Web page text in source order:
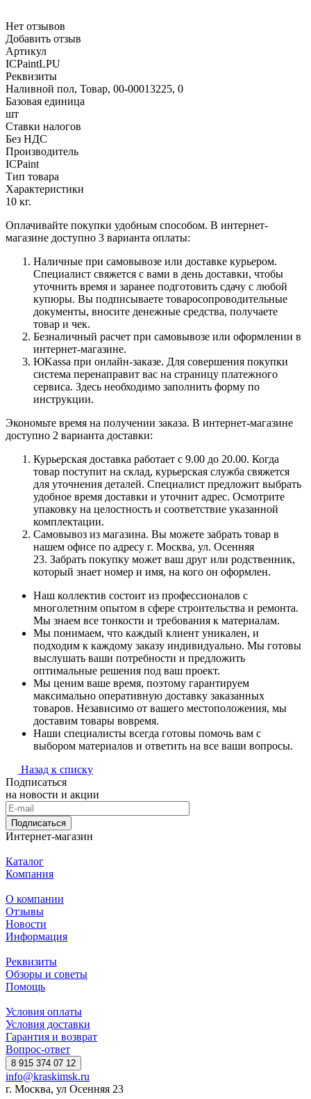
Нет отзывов
Добавить отзыв
Артикул
ICPaintLPU
Реквизиты
Наливной пол, Товар, 00-00013225, 0
Базовая единица
шт
Ставки налогов
Без НДС
Производитель
ICPaint
Тип товара
Характеристики
10 кг.
Оплачивайте покупки удобным способом. В интернет-
магазине доступно 3 варианта оплаты:
Наличные при самовывозе или доставке курьером.
Специалист свяжется с вами в день доставки, чтобы
уточнить время и заранее подготовить сдачу с любой
купюры. Вы подписываете товаросопроводительные
документы, вносите денежные средства, получаете
товар и чек.
Безналичный расчет при самовывозе или оформлении в
интернет-магазине.
ЮKassa при онлайн-заказе. Для совершения покупки
система перенаправит вас на страницу платежного
сервиса. Здесь необходимо заполнить форму по
инструкции.
Экономьте время на получении заказа. В интернет-магазине
доступно 2 варианта доставки:
Курьерская доставка работает с 9.00 до 20.00. Когда
товар поступит на склад, курьерская служба свяжется
для уточнения деталей. Специалист предложит выбрать
удобное время доставки и уточнит адрес. Осмотрите
упаковку на целостность и соответствие указанной
комплектации.
Самовывоз из магазина. Вы можете забрать товар в
нашем офисе по адресу г. Москва, ул. Осенняя
23. Забрать покупку может ваш друг или родственник,
который знает номер и имя, на кого он оформлен.
Наш коллектив состоит из профессионалов с
многолетним опытом в сфере строительства и ремонта.
Мы знаем все тонкости и требования к материалам.
Мы понимаем, что каждый клиент уникален, и
подходим к каждому заказу индивидуально. Мы готовы
выслушать ваши потребности и предложить
оптимальные решения под ваш проект.
Мы ценим ваше время, поэтому гарантируем
максимально оперативную доставку заказанных
товаров. Независимо от вашего местоположения, мы
доставим товары вовремя.
Наши специалисты всегда готовы помочь вам с
выбором материалов и ответить на все ваши вопросы.
Назад к списку
Подписаться
на новости и акции
Подписаться
Интернет-магазин
Каталог
Компания
О компании
Отзывы
Новости
Информация
Реквизиты
Обзоры и советы
Помощь
Условия оплаты
Условия доставки
Гарантия и возврат
Вопрос-ответ
8 915 374 07 12
info@kraskimsk.ru
г. Москва, ул Осенняя 23